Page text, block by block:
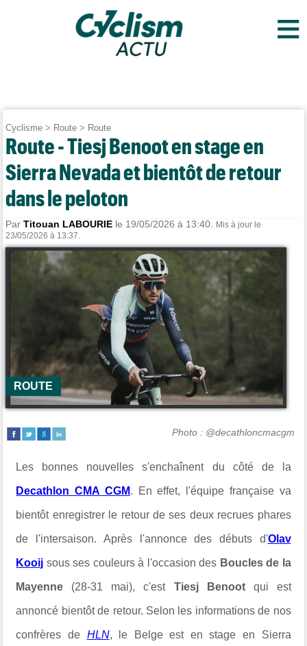
≡
Cyclisme > Route > Route
Route - Tiesj Benoot en stage en
Sierra Nevada et bientôt de retour
dans le peloton
ParTitouan LABOURIE le 19/05/2026 à 13:40.
Mis à jour le
23/05/2026 à 13:37.
ROUTE
Photo : @decathloncmacgm
Les bonnes nouvelles s'enchaînent du côté de la
Decathlon CMA CGM. En effet, l'équipe française va
bientôt enregistrer le retour de ses deux recrues phares
de l'intersaison. Après l'annonce des débuts d'Olav
Kooij sous ses couleurs à l'occasion des Boucles de la
Mayenne (28-31 mai), c'estTiesj Benoot qui est
annoncé bientôt de retour. Selon les informations de nos
confrères de HLN, le Belge est en stage en Sierra